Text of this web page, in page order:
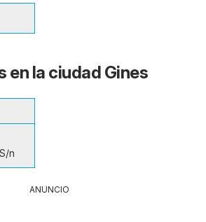
en la ciudad Gines
n
ANUNCIO